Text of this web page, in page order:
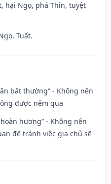
hại Ngọ, phá Thìn, tuyệt
Tuất.
bất thường” - Không nên
được nếm qua
hương” - Không nên
để tránh việc gia chủ sẽ